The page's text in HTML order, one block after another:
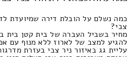
כמה נשלם על הובלת דירה שמיועדת
צבי?
מחיר בשביל העברה של בית קטן בית
להגיע למצב של לארוז ללא מנוף עם
עליית גג באיזור ניר צבי בעזרת